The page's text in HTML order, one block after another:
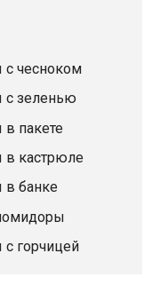
чесноком
зеленью
пакете
кастрюле
банке
горчицей